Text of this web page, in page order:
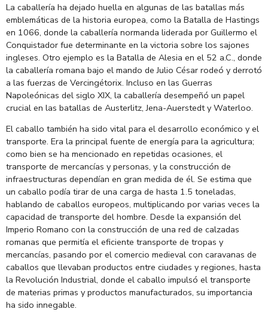
La caballería ha dejado huella en algunas de las batallas más
emblemáticas de la historia europea, como la Batalla de Hastings
en 1066, donde la caballería normanda liderada por Guillermo el
Conquistador fue determinante en la victoria sobre los sajones
ingleses. Otro ejemplo es la Batalla de Alesia en el 52 a.C., donde
la caballería romana bajo el mando de Julio César rodeó y derrotó
a las fuerzas de Vercingétorix. Incluso en las Guerras
Napoleónicas del siglo XIX, la caballería desempeñó un papel
crucial en las batallas de Austerlitz, Jena-Auerstedt y Waterloo.
El caballo también ha sido vital para el desarrollo económico y el
transporte. Era la principal fuente de energía para la agricultura;
como bien se ha mencionado en repetidas ocasiones, el
transporte de mercancías y personas, y la construcción de
infraestructuras dependían en gran medida de él. Se estima que
un caballo podía tirar de una carga de hasta 1.5 toneladas,
hablando de caballos europeos, multiplicando por varias veces la
capacidad de transporte del hombre. Desde la expansión del
Imperio Romano con la construcción de una red de calzadas
romanas que permitía el eficiente transporte de tropas y
mercancías, pasando por el comercio medieval con caravanas de
caballos que llevaban productos entre ciudades y regiones, hasta
la Revolución Industrial, donde el caballo impulsó el transporte
de materias primas y productos manufacturados, su importancia
ha sido innegable.